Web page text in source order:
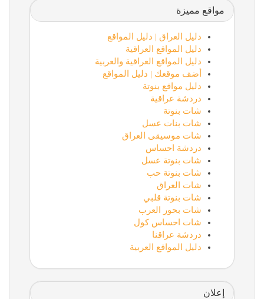
مواقع مميزة
دليل العراق | دليل المواقع
دليل المواقع العراقية
دليل المواقع العراقية والعربية
أضف موقعك | دليل المواقع
دليل مواقع بنوتة
دردشة عراقية
شات بنوتة
شات بنات عسل
شات موسيقى العراق
دردشة احساس
شات بنوتة عسل
شات بنوتة حب
شات العراق
شات بنوتة قلبي
شات بحور العرب
شات احساس كول
دردشة عراقنا
دليل المواقع العربية
إعلان